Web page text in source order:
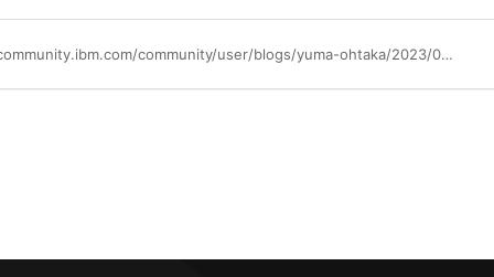
https://community.ibm.com/community/user/blogs/yuma-ohtaka/2023/05/16/flashsystem